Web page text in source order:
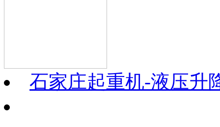
石家庄起重机-液压升